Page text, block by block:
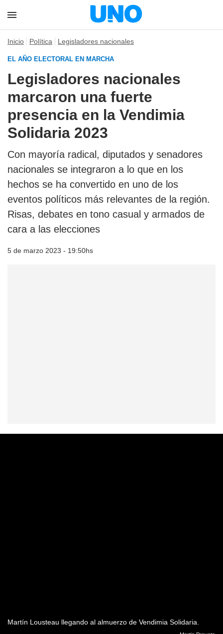
Inicio Política Legisladores nacionales
EL AÑO ELECTORAL EN MARCHA
Legisladores nacionales
marcaron una fuerte
presencia en la Vendimia
Solidaria 2023
Con mayoría radical, diputados y senadores
nacionales se integraron a lo que en los
hechos se ha convertido en uno de los
eventos políticos más relevantes de la región.
Risas, debates en tono casual y armados de
cara a las elecciones
5 de marzo 2023 - 19:50hs
Martín Lousteau llegando al almuerzo de Vendimia Solidaria.